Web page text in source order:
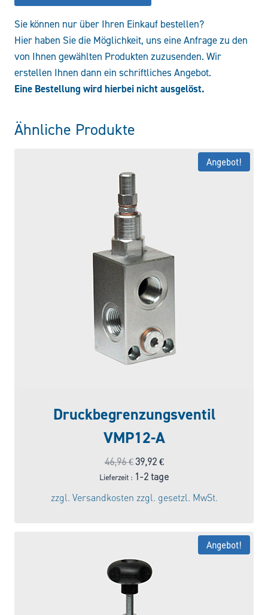
Sie können nur über Ihren Einkauf bestellen?
Hier haben Sie die Möglichkeit, uns eine Anfrage zu den
von Ihnen gewählten Produkten zuzusenden. Wir
erstellen Ihnen dann ein schriftliches Angebot.
Eine Bestellung wird hierbei nicht ausgelöst.
Ähnliche Produkte
Angebot!
Druckbegrenzungsventil
VMP12-A
46,96€Ursprünglicher
Preis
war:
46,96 €
39,92 €Aktueller
Preis
Lieferzeit : 1-2 tage
zzgl. Versandkosten zzgl. gesetzl. MwSt.
Angebot!